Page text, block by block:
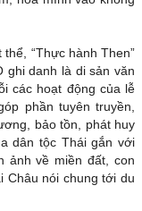
“Thực hành Then”
ghi danh là di sản văn
các hoạt động của lễ
phần tuyên truyền,
bảo tồn, phát huy
dân tộc Thái gắn với
ảnh về miền đất, con
Châu nói chung tới du